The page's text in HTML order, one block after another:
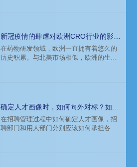
新冠疫情的肆虐对欧洲CRO行业的影
响，猎头招聘注意事项
在药物研发领域，欧洲一直拥有着悠久的
历史积累。与北美市场相似，欧洲的生物
慢性病患病率上升、临床试验投资的增加
等推动了当地CRO行业的发展。在此环境
下，该地区的企业和猎头在招聘的时候面
临的人才市场是什么样的？
确定人才画像时，如何向外对标？如何
运用招聘平台、猎头等渠道？
在招聘管理过程中如何确定人才画像，招
聘部门和用人部门分别应该如何承担各自